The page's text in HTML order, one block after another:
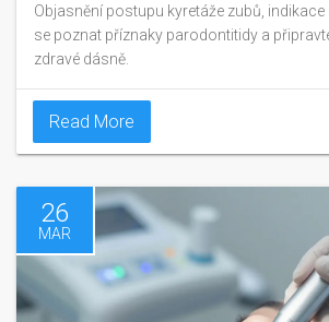
Objasnění postupu kyretáže zubů, indikace
se poznat příznaky parodontitidy a
zdravé dásně.
Read More
26
MAR